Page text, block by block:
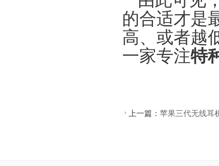
的合适才是
高、或者越
一家专注特
上一篇： 苹果三代无线耳